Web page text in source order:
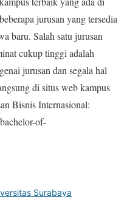
jurusan yang tersedia
baru. Salah satu jurusan
cukup tinggi adalah
jurusan dan segala hal
di situs web kampus
Bisnis Internasional:
of-
Surabaya